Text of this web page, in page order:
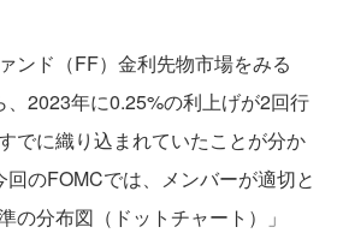
ンド（FF）金利先物市場をみる
、2023年に0.25%の利上げが2回行
でに織り込まれていたことが分か
回のFOMCでは、メンバーが適切と
の分布図（ドットチャート）」